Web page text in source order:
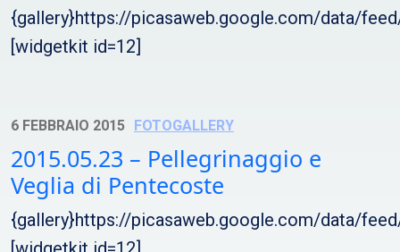
{gallery}https://picasaweb.google.com/data/
[widgetkit id=12]
6 FEBBRAIO 2015 FOTOGALLERY
2015.05.23 – Pellegrinaggio e
Veglia di Pentecoste
{gallery}https://picasaweb.google.com/data/